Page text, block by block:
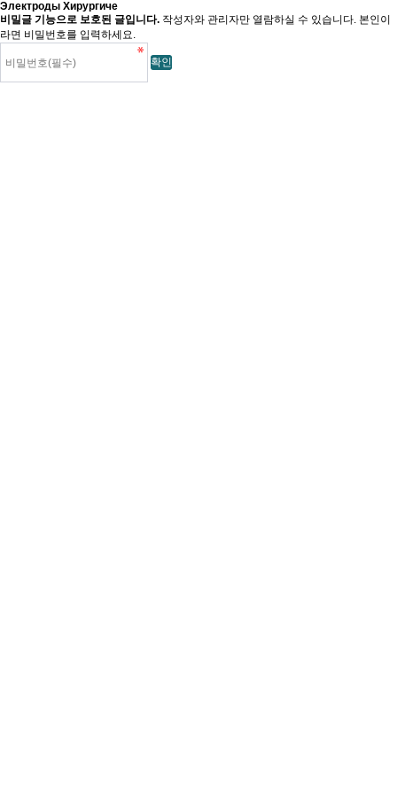
Электроды Хирургиче
비밀글 기능으로 보호된 글입니다. 작성자와 관리자만 열람하실 수 있습니다. 본인이
라면 비밀번호를 입력하세요.